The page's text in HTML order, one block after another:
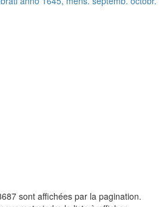
sont affichées par la pagination.